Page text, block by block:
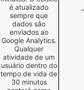
é atualizado
sempre que
dados são
enviados ao
Google Analytics.
Qualquer
atividade de um
usuário dentro do
tempo de vida de
30 minutos